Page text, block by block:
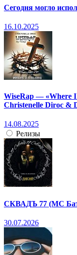
Сегодня могло
16.10.2025
WiseRap — «Where I
Christenelle Diroc &
14.08.2025
Релизы
СКВАДЪ 77 (МС
30.07.2026